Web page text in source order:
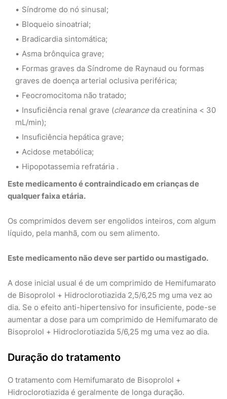
Síndrome do nó sinusal;
Bloqueio sinoatrial;
Bradicardia sintomática;
Asma brônquica grave;
Formas graves da Síndrome de Raynaud ou formas
graves de doença arterial oclusiva periférica;
Feocromocitoma não tratado;
Insuficiência renal grave (clearanceda creatinina < 30
mL/min);
Insuficiência hepática grave;
Acidose metabólica;
Hipopotassemia refratária .
Este medicamento é contraindicado em crianças de
qualquer faixa etária.
Os comprimidos devem ser engolidos inteiros, com algum
líquido, pela manhã, com ou sem alimento.
Este medicamento não deve ser partido ou mastigado.
A dose inicial usual é de um comprimido de Hemifumarato
de Bisoprolol + Hidroclorotiazida 2,5/6,25 mg uma vez ao
dia. Se o efeito anti-hipertensivo for insuficiente, pode-se
aumentar a dose para um comprimido de Hemifumarato de
Bisoprolol + Hidroclorotiazida 5/6,25 mg uma vez ao dia.
Duração do tratamento
O tratamento com Hemifumarato de Bisoprolol +
Hidroclorotiazida é geralmente de longa duração.